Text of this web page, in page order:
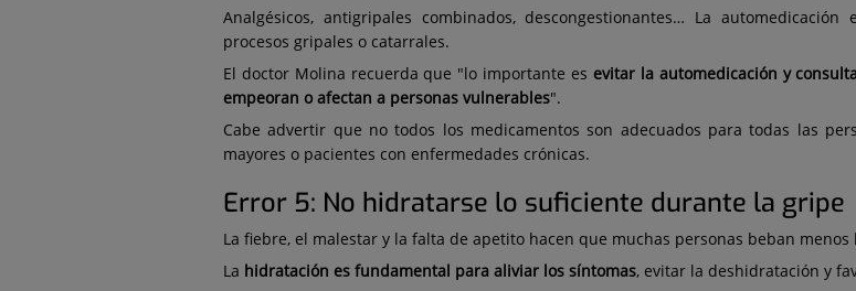
Analgésicos, antigripales combinados, descongestionantes… La
procesos gripales o catarrales.
El doctor Molina recuerda que "lo importante es evitar la automedicación y
empeoran o afectan a personas vulnerables".
Cabe advertir que no todos los medicamentos son adecuados para todas las
mayores o pacientes con enfermedades crónicas.
Error 5: No hidratarse lo suficiente durante la gripe
La fiebre, el malestar y la falta de apetito hacen que muchas personas beban
La hidratación es fundamental para aliviar los síntomas, evitar la deshidratación y